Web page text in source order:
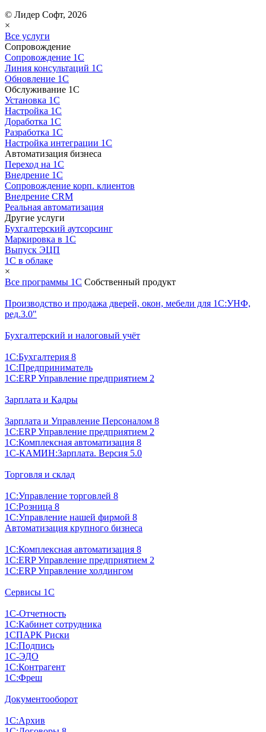
© Лидер Софт, 2026
×
Все услуги
Сопровождение
Сопровождение 1С
Линия консультаций 1С
Обновление 1С
Обслуживание 1С
Установка 1С
Настройка 1С
Доработка 1С
Разработка 1С
Настройка интеграции 1С
Автоматизация бизнеса
Переход на 1С
Внедрение 1С
Сопровождение корп. клиентов
Внедрение CRM
Реальная автоматизация
Другие услуги
Бухгалтерский аутсорсинг
Маркировка в 1С
Выпуск ЭЦП
1С в облаке
×
Все программы 1С Собственный продукт
Производство и продажа дверей, окон, мебели для 1С:УНФ,
ред.3.0"
Бухгалтерский и налоговый учёт
1С:Бухгалтерия 8
1С:Предприниматель
1С:ERP Управление предприятием 2
Зарплата и Кадры
Зарплата и Управление Персоналом 8
1С:ERP Управление предприятием 2
1С:Комплексная автоматизация 8
1С-КАМИН:Зарплата. Версия 5.0
Торговля и склад
1С:Управление торговлей 8
1С:Розница 8
1С:Управление нашей фирмой 8
Автоматизация крупного бизнеса
1С:Комплексная автоматизация 8
1С:ERP Управление предприятием 2
1С:ERP Управление холдингом
Сервисы 1С
1С-Отчетность
1С:Кабинет сотрудника
1СПАРК Риски
1С:Подпись
1С-ЭДО
1С:Контрагент
1С:Фреш
Документооборот
1С:Архив